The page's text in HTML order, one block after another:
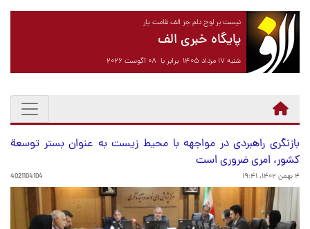
نیست بر لوح دلم جز الف قامت یار
پایگاه خبری الف
شنبه ۱۷ مرداد ۱۴۰۵ برابر با ۰۸ آگوست ۲۰۲۶
بازنگری راهبردی در مواجهه با محیط زیست به عنوان بستر توسعة
کشور، امری ضروری است
۴ بهمن ۱۴۰۲، ۱۹:۴۱ 4021104104